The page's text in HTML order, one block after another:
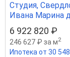
Студия,
Ивана Марина
6 922 820 ₽
246 627 ₽ за м2
Ипотека от 30